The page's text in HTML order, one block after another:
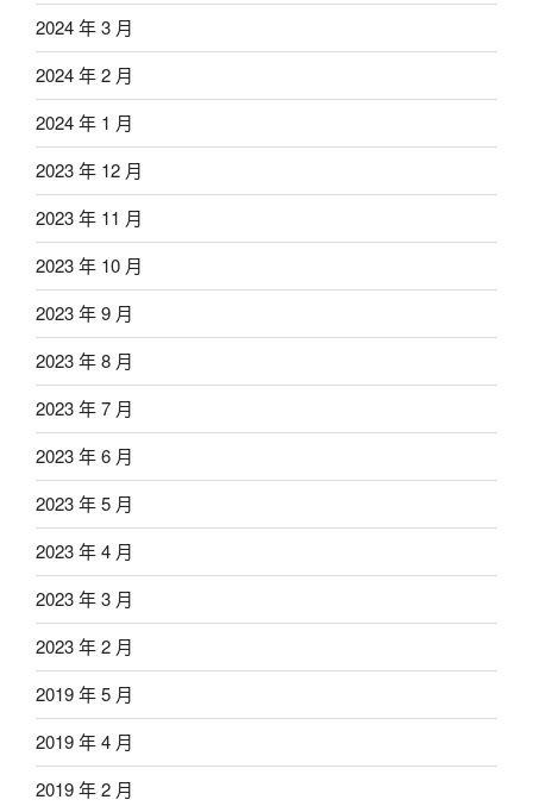
2024 年 3 月
2024 年 2 月
2024 年 1 月
2023 年 12 月
2023 年 11 月
2023 年 10 月
2023 年 9 月
2023 年 8 月
2023 年 7 月
2023 年 6 月
2023 年 5 月
2023 年 4 月
2023 年 3 月
2023 年 2 月
2019 年 5 月
2019 年 4 月
2019 年 2 月